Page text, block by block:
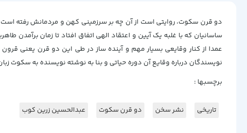
دو قرن سکوت، روایتی است از آن چه بر سرزمینی کهن و مردمانش رفته است،
ساسانیان که با غلبه یک آیین و اعتقاد الهی اتفاق افتاد تا زمان برآمدن
عمدا از کنار وقایعی بسیار مهم و آینده ساز در طی این دو قرن یعنی
نویسندگان درباره وقایع آن دوره حیاتی و بنا به نوشته نویسنده به سکوت
برچسبها :
تاریخی نشر سخن دو قرن سکوت عبدالحسین زرین کوب